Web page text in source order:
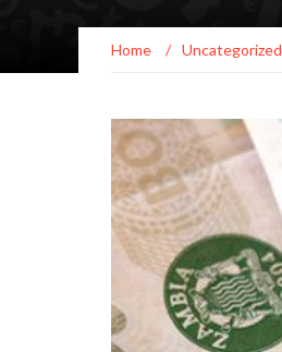
Home / Uncategorized